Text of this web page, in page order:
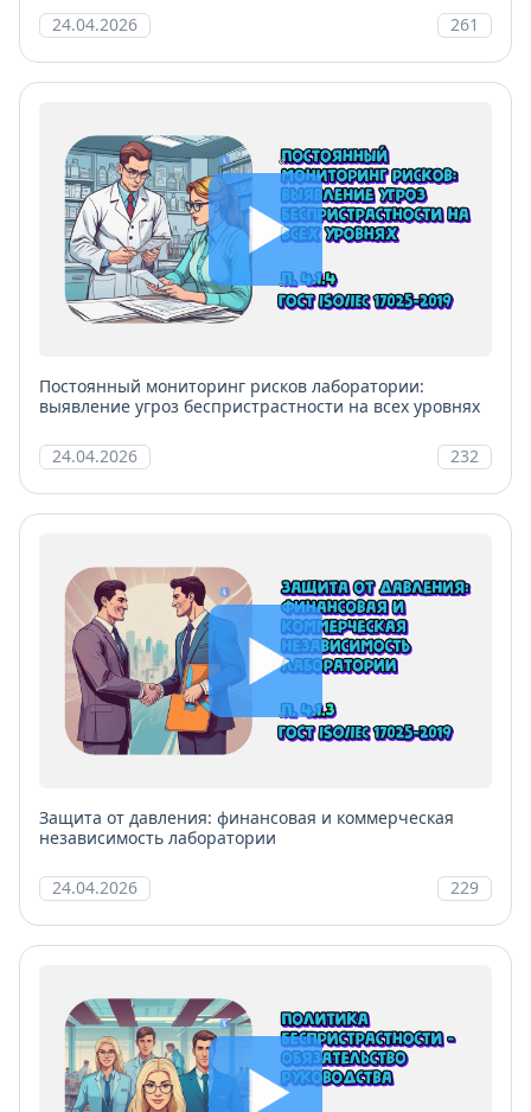
24.04.2026 261
Постоянный мониторинг рисков лаборатории:
выявление угроз беспристрастности на всех уровнях
24.04.2026 232
Защита от давления: финансовая и коммерческая
независимость лаборатории
24.04.2026 229